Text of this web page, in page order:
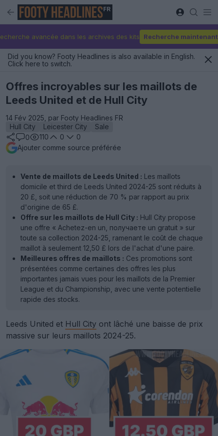
FR
avancée dans les archives des kits Recherche maintenant
Did you know? Footy Headlines is also available in English.
Click here to switch.
Offres incroyables sur les maillots de
Leeds United et de Hull City
14 Fév 2025, par Footy Headlines FR
Hull City
Leicester City
Sale
0
110 0
0
Ajouter comme source préférée
Vente de maillots de Leeds United : Les maillots
domicile et third de Leeds United 2024-25 sont réduits à
20 £, soit une réduction de 70 % par rapport au prix
d'origine de 65 £.
Offre sur les maillots de Hull City : Hull City propose
une offre « Achetez-en un, получаете un gratuit » sur
toute sa collection 2024-25, ramenant le coût de chaque
maillot à seulement 12,50 £ lors de l'achat d'une paire.
Meilleures offres de maillots : Ces promotions sont
présentées comme certaines des offres les plus
importantes jamais vues pour les maillots de la Premier
League et du Championship, avec une vente potentielle
rapide des stocks.
Leeds United et Hull City ont lâché une baisse de prix
massive sur leurs maillots 2024-25.